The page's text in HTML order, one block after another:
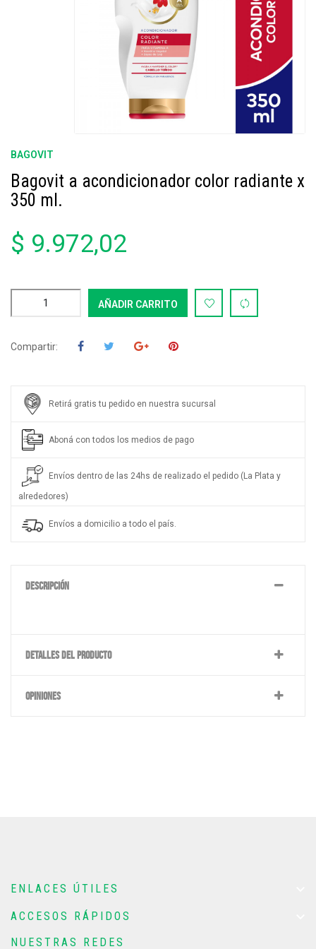
BAGOVIT
Bagovit a acondicionador color radiante x
350 ml.
$ 9.972,02
AÑADIR CARRITO
Compartir:
Retirá gratis tu pedido en nuestra sucursal
Aboná con todos los medios de pago
Envíos dentro de las 24hs de realizado el pedido (La Plata y
alrededores)
Envíos a domicilio a todo el país.
DESCRIPCIÓN
DETALLES DEL PRODUCTO
OPINIONES
ENLACES ÚTILES
ACCESOS RÁPIDOS
NUESTRAS REDES